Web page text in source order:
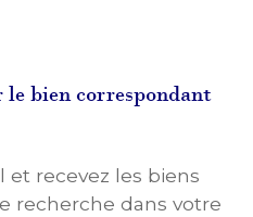
bien correspondant
et recevez les biens
recherche dans votre